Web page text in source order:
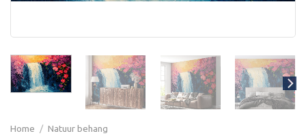
Home / Natuur behang